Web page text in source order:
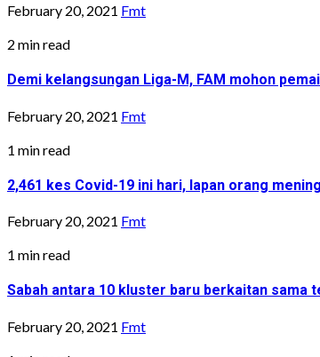
February 20, 2021 Fmt
2 min read
Demi kelangsungan Liga-M, FAM mohon
February 20, 2021 Fmt
1 min read
2,461 kes Covid-19 ini hari, lapan orang
February 20, 2021 Fmt
1 min read
Sabah antara 10 kluster baru berkaitan sama
February 20, 2021 Fmt